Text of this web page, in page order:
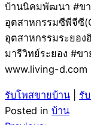
บ้านนิคมพัฒนา #ขา
อุตสาหกรรมซีพีจีซี
อุตสาหกรรมระยอง
มารีวิทย์ระยอง #ข
www.living-d.com
รับโพสขายบ้าน
รั
Posted in บ้าน